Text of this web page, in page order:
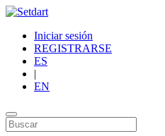
Iniciar sesión
REGISTRARSE
ES
|
EN